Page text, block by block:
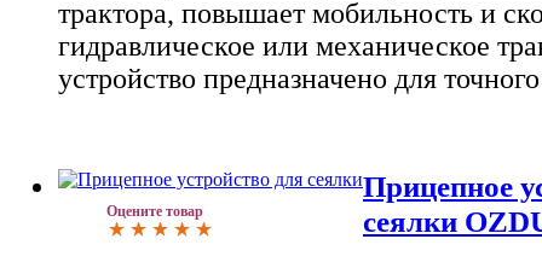
трактора, повышает мобильность и
гидравлическое или механическое
устройство предназначено для
Оцените товар
Прицепное
сеялки